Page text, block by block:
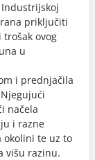
priključiti
trošak ovog
u
i prednjačila
načela
i razne
okolini te uz to
višu razinu.